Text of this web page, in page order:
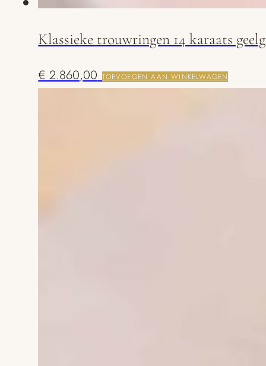
Klassieke trouwringen 14 karaats
€ 2.860,00 TOEVOEGEN AAN WINKELWAGEN